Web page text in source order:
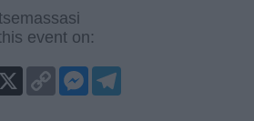
event on:
Copy
Link
Messenger